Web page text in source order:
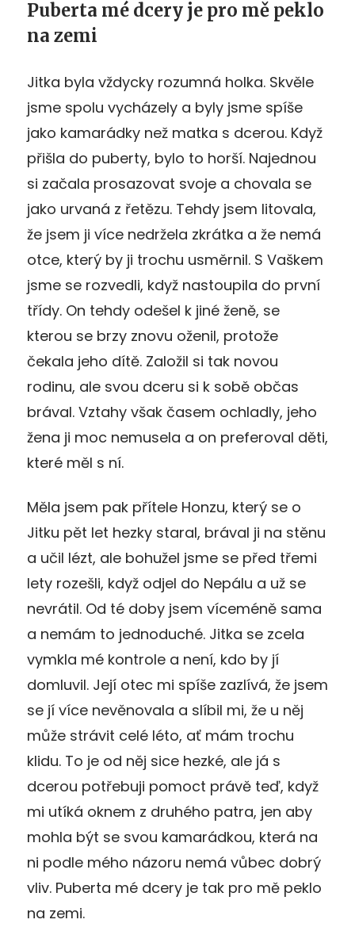
Puberta mé dcery je pro mě peklo
na zemi
Jitka byla vždycky rozumná holka. Skvěle
jsme spolu vycházely a byly jsme spíše
jako kamarádky než matka s dcerou. Když
přišla do puberty, bylo to horší. Najednou
si začala prosazovat svoje a chovala se
jako urvaná z řetězu. Tehdy jsem litovala,
že jsem ji více nedržela zkrátka a že nemá
otce, který by ji trochu usměrnil. S Vaškem
jsme se rozvedli, když nastoupila do první
třídy. On tehdy odešel k jiné ženě, se
kterou se brzy znovu oženil, protože
čekala jeho dítě. Založil si tak novou
rodinu, ale svou dceru si k sobě občas
brával. Vztahy však časem ochladly, jeho
žena ji moc nemusela a on preferoval děti,
které měl s ní.
Měla jsem pak přítele Honzu, který se o
Jitku pět let hezky staral, brával ji na stěnu
a učil lézt, ale bohužel jsme se před třemi
lety rozešli, když odjel do Nepálu a už se
nevrátil. Od té doby jsem víceméně sama
a nemám to jednoduché. Jitka se zcela
vymkla mé kontrole a není, kdo by jí
domluvil. Její otec mi spíše zazlívá, že jsem
se jí více nevěnovala a slíbil mi, že u něj
může strávit celé léto, ať mám trochu
klidu. To je od něj sice hezké, ale já s
dcerou potřebuji pomoct právě teď, když
mi utíká oknem z druhého patra, jen aby
mohla být se svou kamarádkou, která na
ni podle mého názoru nemá vůbec dobrý
vliv. Puberta mé dcery je tak pro mě peklo
na zemi.